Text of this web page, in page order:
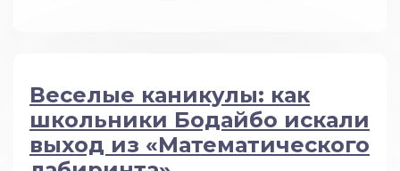
Веселые каникулы: как
школьники Бодайбо искали
выход из «Математического